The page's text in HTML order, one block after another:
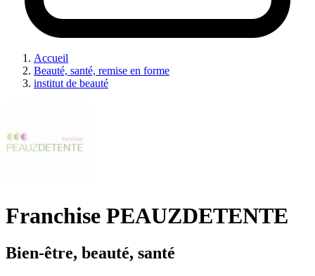
Accueil
Beauté, santé, remise en forme
institut de beauté
Franchise PEAUZDETENTE
Bien-être, beauté, santé